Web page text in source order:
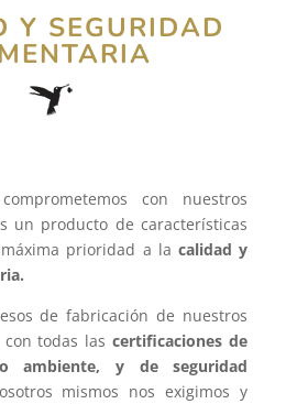
Y SEGURIDAD
con nuestros
un producto de características
prioridad a la calidad y
de fabricación de nuestros
con todas lascertificaciones de
ambiente, y de seguridad
mismos nos exigimos y